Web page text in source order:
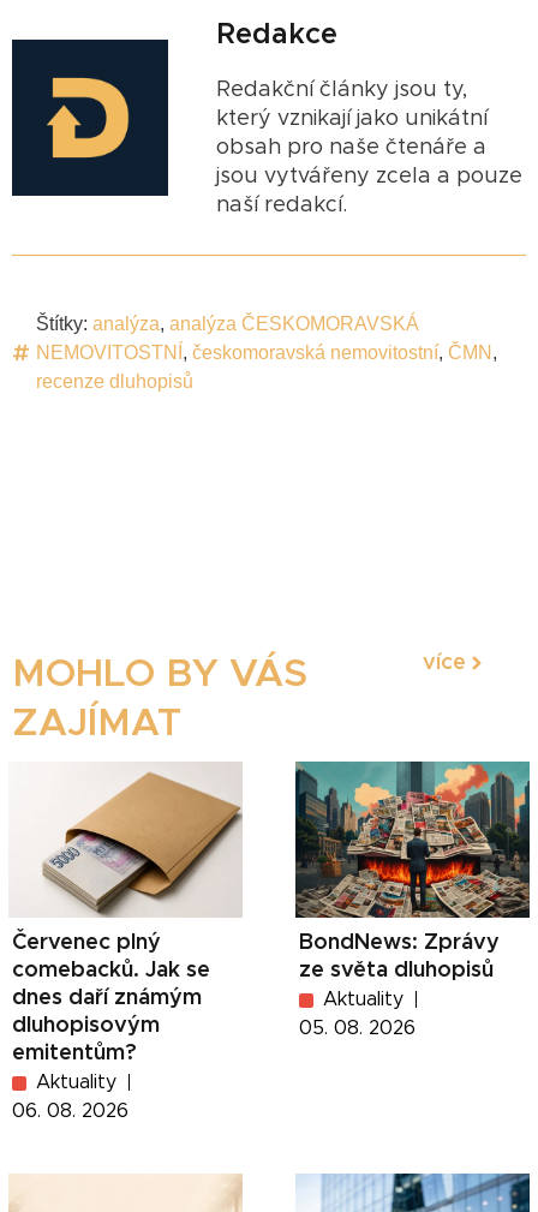
Redakce
Redakční články jsou ty,
který vznikají jako unikátní
obsah pro naše čtenáře a
jsou vytvářeny zcela a pouze
naší redakcí.
Štítky: analýza, analýza ČESKOMORAVSKÁ
NEMOVITOSTNÍ , českomoravská nemovitostní, ČMN ,
recenze dluhopisů
MOHLO BY VÁS
ZAJÍMAT
více
Červenec plný
comebacků. Jak se
dnes daří známým
dluhopisovým
emitentům?
Aktuality
06. 08. 2026
BondNews: Zprávy
ze světa dluhopisů
Aktuality
05. 08. 2026